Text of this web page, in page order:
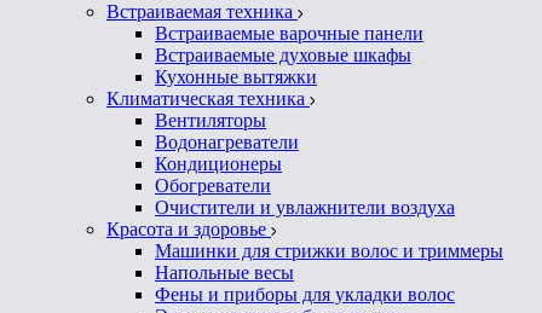
Встраиваемая техника
Встраиваемые варочные панели
Встраиваемые духовые шкафы
Кухонные вытяжки
Климатическая техника
Вентиляторы
Водонагреватели
Кондиционеры
Обогреватели
Очистители и увлажнители воздуха
Красота и здоровье
Машинки для стрижки волос и триммеры
Напольные весы
Фены и приборы для укладки волос